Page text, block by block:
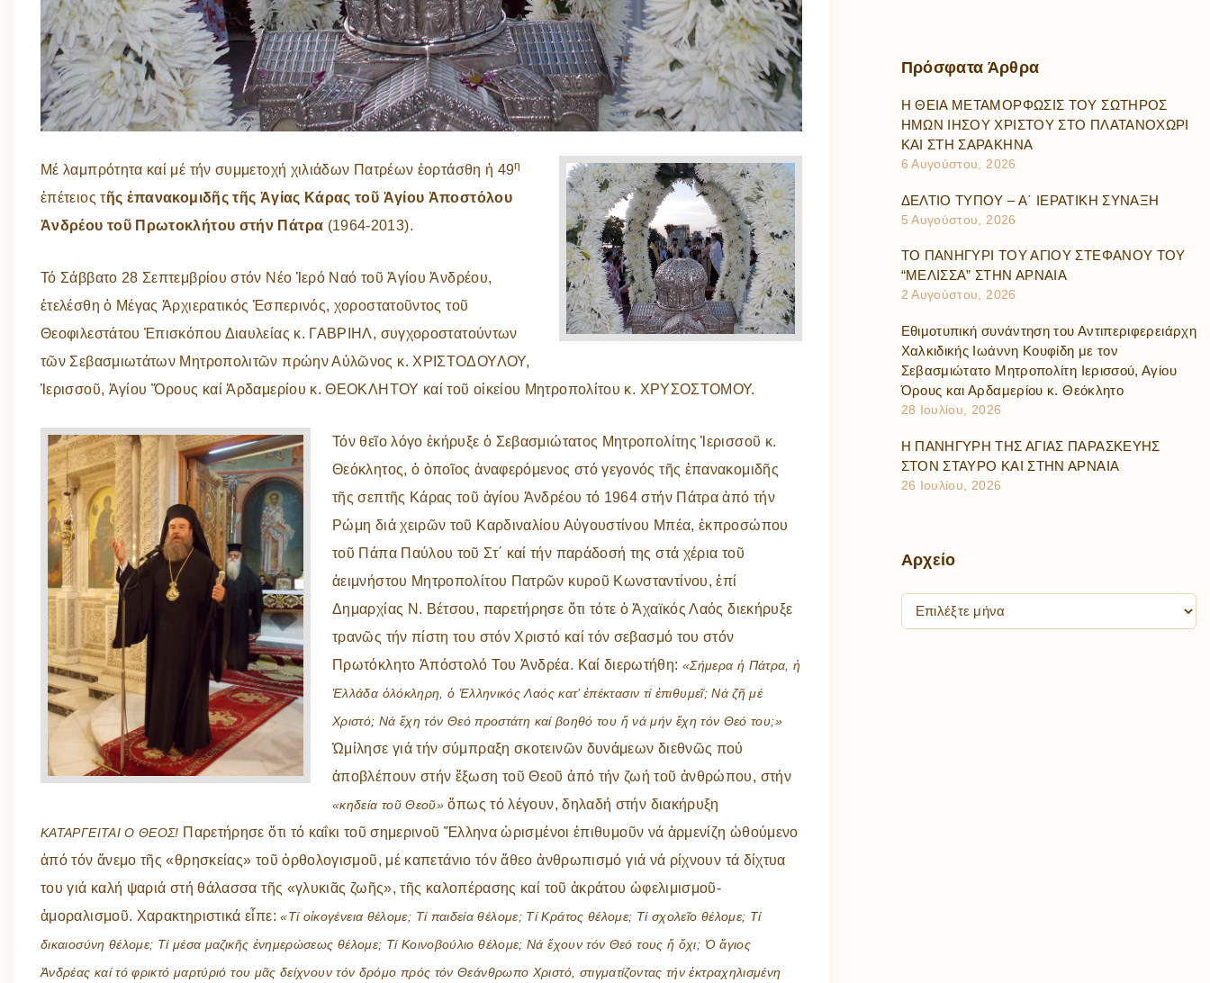
Μέ λαμπρότητα καί μέ τήν συμμετοχή χιλιάδων Πατρέων ἑορτάσθη ἡ 49η
ἐπέτειος τῆς ἐπανακομιδῆς τῆς Ἁγίας Κάρας τοῦ Ἁγίου Ἀποστόλου
Ἀνδρέου τοῦ Πρωτοκλήτου στήν Πάτρα (1964-2013).
Τό Σάββατο 28 Σεπτεμβρίου στόν Νέο Ἱερό Ναό τοῦ Ἁγίου Ἀνδρέου,
ἐτελέσθη ὁ Μέγας Ἀρχιερατικός Ἑσπερινός, χοροστατοῦντος τοῦ
Θεοφιλεστάτου Ἐπισκόπου Διαυλείας κ. ΓΑΒΡΙΗΛ, συγχοροστατούντων
τῶν Σεβασμιωτάτων Μητροπολιτῶν πρώην Αὐλῶνος κ. ΧΡΙΣΤΟΔΟΥΛΟΥ,
Ἱερισσοῦ, Ἁγίου Ὄρους καί Ἀρδαμερίου κ. ΘΕΟΚΛΗΤΟΥ καί τοῦ οἰκείου Μητροπολίτου κ. ΧΡΥΣΟΣΤΟΜΟΥ.
Τόν θεῖο λόγο ἐκήρυξε ὁ Σεβασμιώτατος Μητροπολίτης Ἱερισσοῦ κ.
Θεόκλητος, ὁ ὁποῖος ἀναφερόμενος στό γεγονός τῆς ἐπανακομιδῆς
τῆς σεπτῆς Κάρας τοῦ ἁγίου Ἀνδρέου τό 1964 στήν Πάτρα ἀπό τήν
Ρώμη διά χειρῶν τοῦ Καρδιναλίου Αὐγουστίνου Μπέα, ἐκπροσώπου
τοῦ Πάπα Παύλου τοῦ Στ΄ καί τήν παράδοσή της στά χέρια τοῦ
ἀειμνήστου Μητροπολίτου Πατρῶν κυροῦ Κωνσταντίνου, ἐπί
Δημαρχίας Ν. Βέτσου, παρετήρησε ὅτι τότε ὁ Ἀχαϊκός Λαός διεκήρυξε
τρανῶς τήν πίστη του στόν Χριστό καί τόν σεβασμό του στόν
Πρωτόκλητο Ἀπόστολό Του Ἀνδρέα. Καί διερωτήθη: «Σήμερα ἡ Πάτρα, ἡ
Ἑλλάδα ὁλόκληρη, ὁ Ἑλληνικός Λαός κατ’ ἐπέκτασιν τί ἐπιθυμεῖ; Νά ζῆ μέ
Χριστό; Νά ἔχη τόν Θεό προστάτη καί βοηθό του ἤ νά μήν ἔχη τόν Θεό του;»
Ὡμίλησε γιά τήν σύμπραξη σκοτεινῶν δυνάμεων διεθνῶς πού
ἀποβλέπουν στήν ἔξωση τοῦ Θεοῦ ἀπό τήν ζωή τοῦ ἀνθρώπου, στήν
«κηδεία τοῦ Θεοῦ» ὅπως τό λέγουν, δηλαδή στήν διακήρυξη
ΚΑΤΑΡΓΕΙΤΑΙ Ο ΘΕΟΣ! Παρετήρησε ὅτι τό καΐκι τοῦ σημερινοῦ Ἕλληνα ὡρισμένοι ἐπιθυμοῦν νά ἁρμενίζη ὠθούμενο
ἀπό τόν ἄνεμο τῆς «θρησκείας» τοῦ ὀρθολογισμοῦ, μέ καπετάνιο τόν ἄθεο ἀνθρωπισμό γιά νά ρίχνουν τά δίχτυα
του γιά καλή ψαριά στή θάλασσα τῆς «γλυκιᾶς ζωῆς», τῆς καλοπέρασης καί τοῦ ἀκράτου ὠφελιμισμοῦ-
ἀμοραλισμοῦ. Χαρακτηριστικά εἶπε:«Τί οἰκογένεια θέλομε; Τί παιδεία θέλομε; Τί Κράτος θέλομε; Τί σχολεῖο θέλομε; Τί
δικαιοσύνη θέλομε; Τί μέσα μαζικῆς ἐνημερώσεως θέλομε; Τί Κοινοβούλιο θέλομε; Νά ἔχουν τόν Θεό τους ἤ ὄχι; Ὁ ἅγιος
Ἀνδρέας καί τό φρικτό μαρτύριό του μᾶς δείχνουν τόν δρόμο πρός τόν Θεάνθρωπο Χριστό, στιγματίζοντας τήν ἐκτραχηλισμένη
Πρόσφατα Άρθρα
Η ΘΕΙΑ ΜΕΤΑΜΟΡΦΩΣΙΣ ΤΟΥ ΣΩΤΗΡΟΣ
ΗΜΩΝ ΙΗΣΟΥ ΧΡΙΣΤΟΥ ΣΤΟ ΠΛΑΤΑΝΟΧΩΡΙ
ΚΑΙ ΣΤΗ ΣΑΡΑΚΗΝΑ
6 Αυγούστου, 2026
ΔΕΛΤΙΟ ΤΥΠΟΥ – Α΄ ΙΕΡΑΤΙΚΗ ΣΥΝΑΞΗ
5 Αυγούστου, 2026
ΤΟ ΠΑΝΗΓΥΡΙ ΤΟΥ ΑΓΙΟΥ ΣΤΕΦΑΝΟΥ ΤΟΥ
“ΜΕΛΙΣΣΑ” ΣΤΗΝ ΑΡΝΑΙΑ
2 Αυγούστου, 2026
Εθιμοτυπική συνάντηση του Αντιπεριφερειάρχη
Χαλκιδικής Ιωάννη Κουφίδη με τον
Σεβασμιώτατο Μητροπολίτη Ιερισσού, Αγίου
Όρους και Αρδαμερίου κ. Θεόκλητο
28 Ιουλίου, 2026
Η ΠΑΝΗΓΥΡΗ ΤΗΣ ΑΓΙΑΣ ΠΑΡΑΣΚΕΥΗΣ
ΣΤΟΝ ΣΤΑΥΡΟ ΚΑΙ ΣΤΗΝ ΑΡΝΑΙΑ
26 Ιουλίου, 2026
Αρχείο